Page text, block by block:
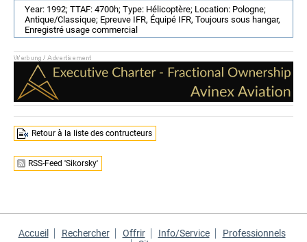
Year: 1992; TTAF: 4700h; Type: Hélicoptère; Location: Pologne;
Antique/Classique; Epreuve IFR, Équipé IFR, Toujours sous hangar,
Enregistré usage commercial
Retour à la liste des contructeurs
RSS-Feed 'Sikorsky'
Accueil Rechercher Offrir Info/Service
Professionnels